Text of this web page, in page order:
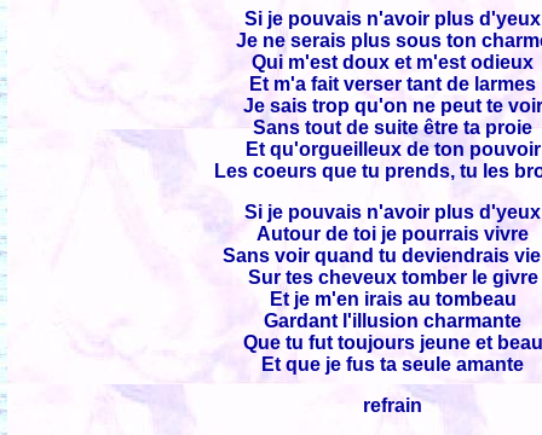
Si je pouvais n'avoir plus d'yeux
Je ne serais plus sous ton
Qui m'est doux et m'est odieux
Et m'a fait verser tant de larmes
Je sais trop qu'on ne peut te voir
Sans tout de suite être ta proie
Et qu'orgueilleux de ton pouvoir
Les coeurs que tu prends, tu les
Si je pouvais n'avoir plus d'yeux
Autour de toi je pourrais vivre
Sans voir quand tu deviendrais
Sur tes cheveux tomber le givre
Et je m'en irais au tombeau
Gardant l'illusion charmante
Que tu fut toujours jeune et beau
Et que je fus ta seule amante
refrain